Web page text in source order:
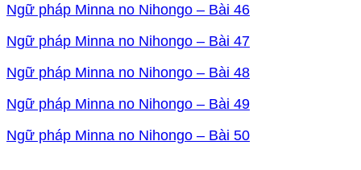
Ngữ pháp Minna no Nihongo – Bài 46
Ngữ pháp Minna no Nihongo – Bài 47
Ngữ pháp Minna no Nihongo – Bài 48
Ngữ pháp Minna no Nihongo – Bài 49
Ngữ pháp Minna no Nihongo – Bài 50